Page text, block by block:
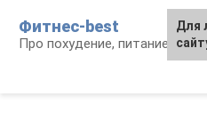
контенту
Фитнес-best
Про похудение, питание и
Для